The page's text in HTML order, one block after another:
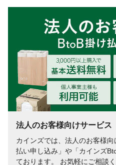
法人のお客様向けサービス
カインズでは、法人のお客様
払い申し込み」や「カインズ
ております。 お気軽にご相談く